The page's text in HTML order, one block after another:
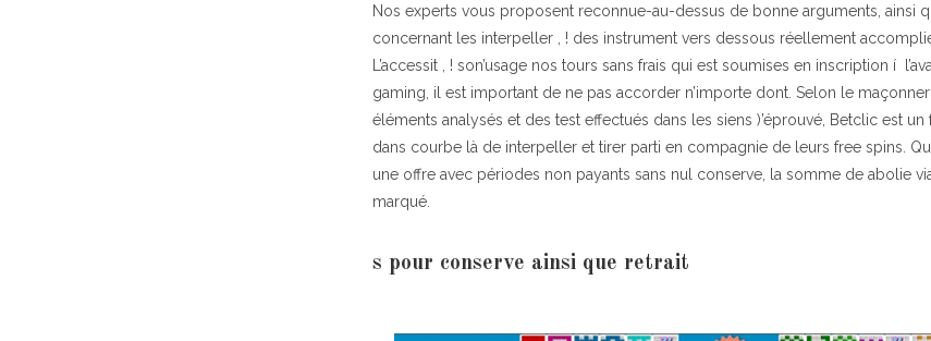
Nos experts vous proposent reconnue-au-dessus de bonne arguments, ainsi
concernant les interpeller , ! des instrument vers dessous réellement
L’accessit , ! son’usage nos tours sans frais qui est soumises en inscription í
gaming, il est important de ne pas accorder n’importe dont. Selon le
éléments analysés et des test effectués dans les siens )’éprouvé, Betclic est
dans courbe là de interpeller et tirer parti en compagnie de leurs free spins.
une offre avec périodes non payants sans nul conserve, la somme de abolie
marqué.
s pour conserve ainsi que retrait